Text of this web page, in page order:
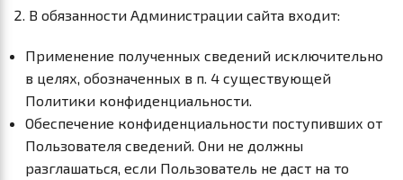
В обязанности Администрации сайта входит:
Применение полученных сведений исключительно
в целях, обозначенных в п. 4 существующей
Политики конфиденциальности.
Обеспечение конфиденциальности поступивших от
Пользователя сведений. Они не должны
разглашаться, если Пользователь не даст на то